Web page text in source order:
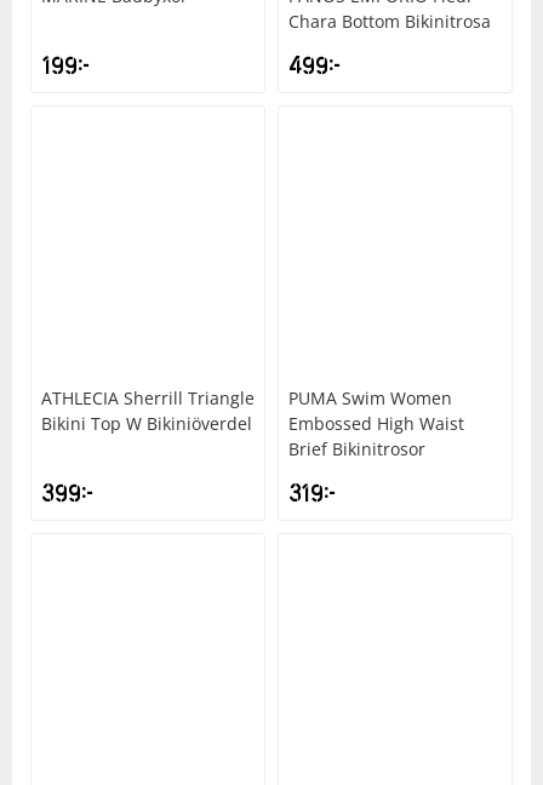
199kr
Chara Bottom Bikinitrosa
499kr
ATHLECIA Sherrill Triangle
Bikini Top W Bikiniöverdel
399kr
PUMA Swim Women
Embossed High Waist
Brief Bikinitrosor
319kr